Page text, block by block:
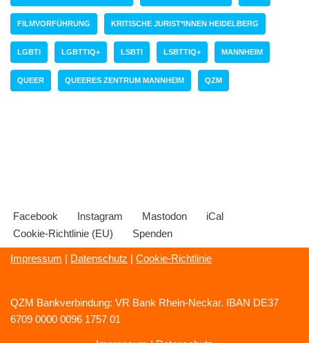
FILMVORFÜHRUNG KRITISCHE JURIST*INNEN HEIDELBERG
LGBTI LGBTTIQ+ LSBTI LSBTTIQ+ MANNHEIM
QUEER QUEERES ZENTRUM MANNHEIM QZM
Facebook Instagram Mastodon
iCal
Cookie-Richtlinie (EU)
Spenden
Impressum | Datenschutz | Cookie-Richtlinie
QZM Bankverbindung: VR Bank Rhein-Neckar. IBAN DE37
6709 0000 0096 1757 01